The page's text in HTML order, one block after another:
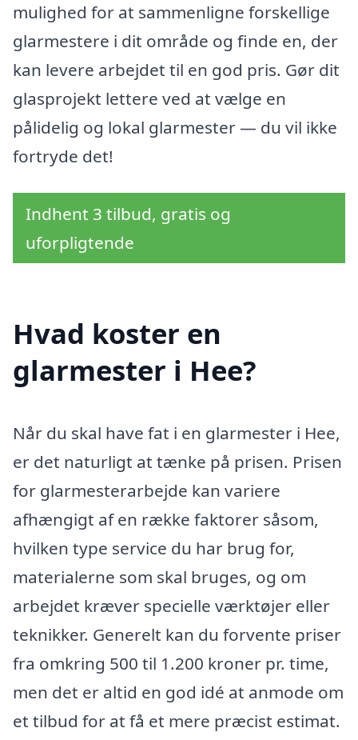
mulighed for at sammenligne forskellige
glarmestere i dit område og finde en, der
kan levere arbejdet til en god pris. Gør dit
glasprojekt lettere ved at vælge en
pålidelig og lokal glarmester — du vil ikke
fortryde det!
Indhent 3 tilbud, gratis og
uforpligtende
Hvad koster en
glarmester i Hee?
Når du skal have fat i en glarmester i Hee,
er det naturligt at tænke på prisen. Prisen
for glarmesterarbejde kan variere
afhængigt af en række faktorer såsom,
hvilken type service du har brug for,
materialerne som skal bruges, og om
arbejdet kræver specielle værktøjer eller
teknikker. Generelt kan du forvente priser
fra omkring 500 til 1.200 kroner pr. time,
men det er altid en god idé at anmode om
et tilbud for at få et mere præcist estimat.